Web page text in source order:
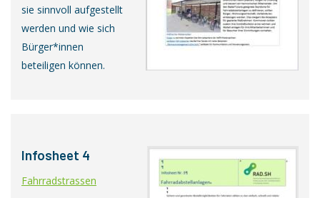
sie sinnvoll aufgestellt
werden und wie sich
Bürger*innen
beteiligen können.
Infosheet 4
Fahrradstrassen